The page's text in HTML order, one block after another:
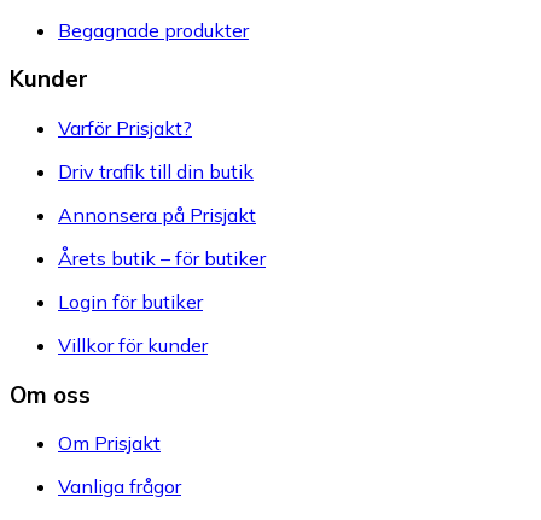
Begagnade produkter
Kunder
Varför Prisjakt?
Driv trafik till din butik
Annonsera på Prisjakt
Årets butik – för butiker
Login för butiker
Villkor för kunder
Om oss
Om Prisjakt
Vanliga frågor